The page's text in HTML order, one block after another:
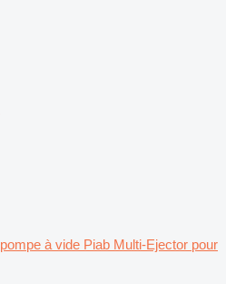
pompe à vide Piab Multi-Ejector pour